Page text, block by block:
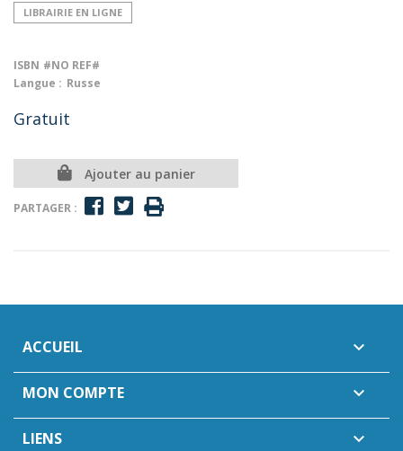
LIBRAIRIE EN LIGNE
ISBN #NO REF#
Langue : Russe
Gratuit
Ajouter au panier
PARTAGER :
ACCUEIL 
MON COMPTE 
LIENS 